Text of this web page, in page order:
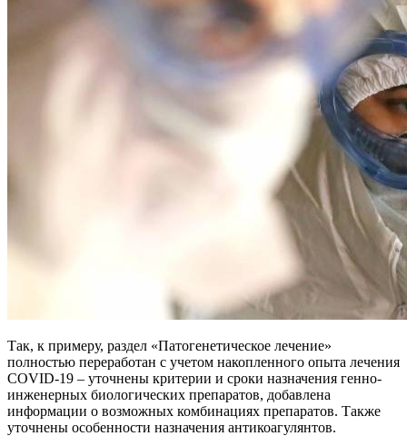
Так, к примеру, раздел «Патогенетическое лечение»
полностью переработан с учетом накопленного опыта лечения
COVID-19 – уточнены критерии и сроки назначения генно-
инженерных биологических препаратов, добавлена
информации о возможных комбинациях препаратов. Также
уточнены особенности назначения антикоагулянтов.